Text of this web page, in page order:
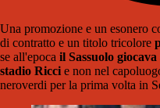
Una promozione e un esonero
di contratto e un titolo tricolore
se all'epoca il Sassuolo
stadio Riccie non nel
neroverdi per la prima volta in